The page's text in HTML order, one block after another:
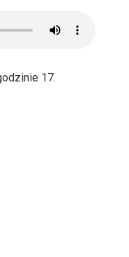
17.